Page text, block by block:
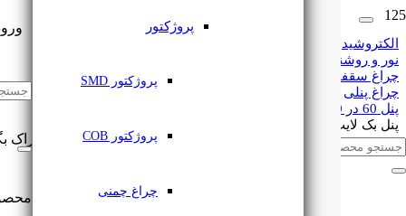
پروژکتور
پروژکتور SMD
پروژکتور COB
چراغ چمنی
الکتروشید
نور و روشنایی
چراغ سقفی
چراغ پنلی
پنل 60 در 60
پنل بک لایت 60 در 60 توکار 80 وات سری اورانوس یزدنور
🔔 اشتراک گذاری
این مطلب را با دوستان خود به اشتراک